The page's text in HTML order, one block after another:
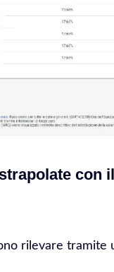
con
rilevare tramite